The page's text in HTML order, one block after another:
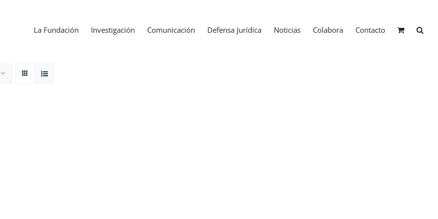
La Fundación Investigación Comunicación Defensa Jurídica Noticias Colabora Contacto